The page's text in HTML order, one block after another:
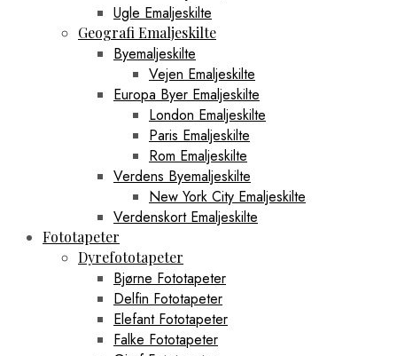
Ugle Emaljeskilte
Geografi Emaljeskilte
Byemaljeskilte
Vejen Emaljeskilte
Europa Byer Emaljeskilte
London Emaljeskilte
Paris Emaljeskilte
Rom Emaljeskilte
Verdens Byemaljeskilte
New York City Emaljeskilte
Verdenskort Emaljeskilte
Fototapeter
Dyrefototapeter
Bjørne Fototapeter
Delfin Fototapeter
Elefant Fototapeter
Falke Fototapeter